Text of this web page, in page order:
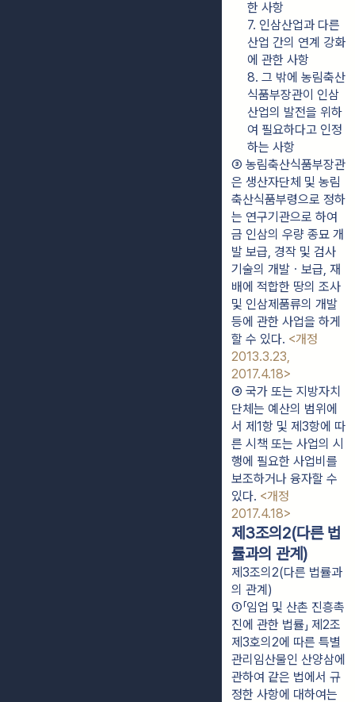
한 사항
7. 인삼산업과 다른
산업 간의 연계 강화
에 관한 사항
8. 그 밖에 농림축산
식품부장관이 인삼
산업의 발전을 위하
여 필요하다고 인정
하는 사항
③ 농림축산식품부장관
은 생산자단체 및 농림
축산식품부령으로 정하
는 연구기관으로 하여
금 인삼의 우량 종묘 개
발 보급, 경작 및 검사
기술의 개발ㆍ보급, 재
배에 적합한 땅의 조사
및 인삼제품류의 개발
등에 관한 사업을 하게
할 수 있다. <개정
2013.3.23,
2017.4.18>
④ 국가 또는 지방자치
단체는 예산의 범위에
서 제1항 및 제3항에 따
른 시책 또는 사업의 시
행에 필요한 사업비를
보조하거나 융자할 수
있다. <개정
2017.4.18>
제3조의2(다른 법
률과의 관계)
제3조의2(다른 법률과
의 관계)
①「임업 및 산촌 진흥촉
진에 관한 법률」 제2조
제3호의2에 따른 특별
관리임산물인 산양삼에
관하여 같은 법에서 규
정한 사항에 대하여는